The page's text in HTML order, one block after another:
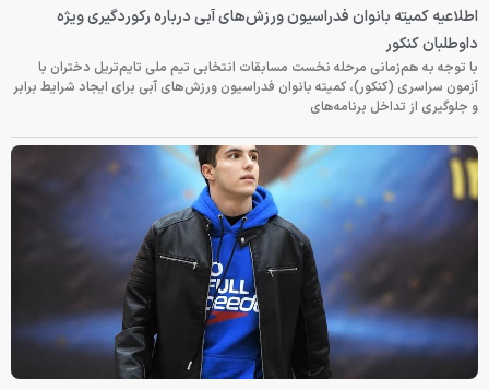
اطلاعیه کمیته بانوان فدراسیون ورزش‌های آبی درباره رکوردگیری ویژه
داوطلبان کنکور
با توجه به هم‌زمانی مرحله نخست مسابقات انتخابی تیم ملی تایم‌تریل دختران با
آزمون سراسری (کنکور)، کمیته بانوان فدراسیون ورزش‌های آبی برای ایجاد شرایط برابر
و جلوگیری از تداخل برنامه‌های